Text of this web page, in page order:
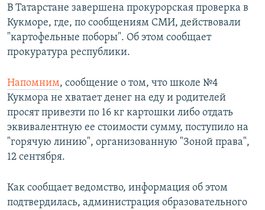
В Татарстане завершена прокурорская проверка в
Кукморе, где, по сообщениям СМИ, действовали
"картофельные поборы". Об этом сообщает
прокуратура республики.
Напомним, сообщение о том, что школе №4
Кукмора не хватает денег на еду и родителей
просят привезти по 16 кг картошки либо отдать
эквивалентную ее стоимости сумму, поступило на
"горячую линию", организованную "Зоной права",
12 сентября.
Как сообщает ведомство, информация об этом
подтвердилась, администрация образовательного